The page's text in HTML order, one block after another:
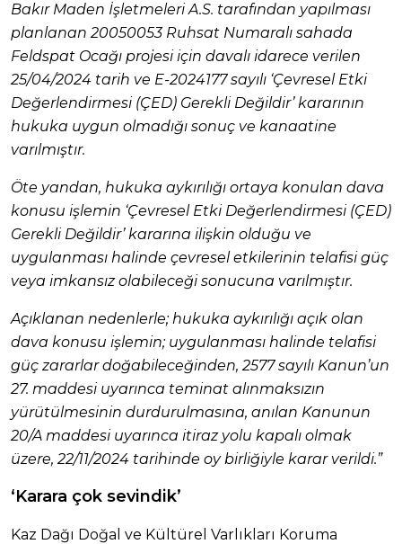
Bakır Maden İşletmeleri A.S. tarafından yapılması
planlanan 20050053 Ruhsat Numaralı sahada
Feldspat Ocağı projesi için davalı idarece verilen
25/04/2024 tarih ve E-2024177 sayılı ‘Çevresel Etki
Değerlendirmesi (ÇED) Gerekli Değildir’ kararının
hukuka uygun olmadığı sonuç ve kanaatine
varılmıştır.
Öte yandan, hukuka aykırılığı ortaya konulan dava
konusu işlemin ‘Çevresel Etki Değerlendirmesi (ÇED)
Gerekli Değildir’ kararına ilişkin olduğu ve
uygulanması halinde çevresel etkilerinin telafisi güç
veya imkansız olabileceği sonucuna varılmıştır.
Açıklanan nedenlerle; hukuka aykırılığı açık olan
dava konusu işlemin; uygulanması halinde telafisi
güç zararlar doğabileceğinden, 2577 sayılı Kanun’un
27. maddesi uyarınca teminat alınmaksızın
yürütülmesinin durdurulmasına, anılan Kanunun
20/A maddesi uyarınca itiraz yolu kapalı olmak
üzere, 22/11/2024 tarihinde oy birliğiyle karar verildi.”
‘Karara çok sevindik’
Kaz Dağı Doğal ve Kültürel Varlıkları Koruma